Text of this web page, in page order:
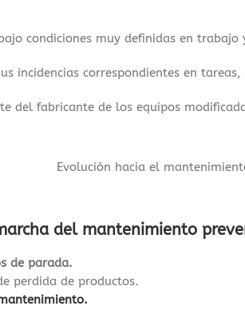
condiciones muy definidas en trabajo
incidencias correspondientes en
del fabricante de los equipos
del mantenimiento
de parada.
perdida de productos.